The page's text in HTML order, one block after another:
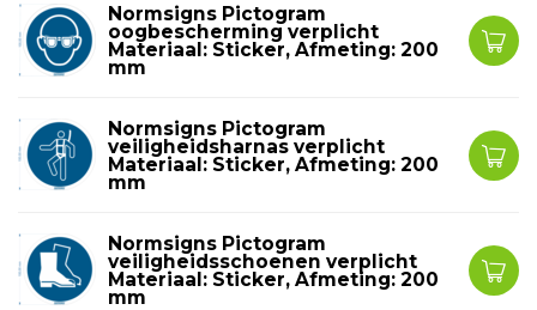
Normsigns Pictogram
oogbescherming verplicht
Materiaal: Sticker, Afmeting: 200
mm
Normsigns Pictogram
veiligheidsharnas verplicht
Materiaal: Sticker, Afmeting: 200
mm
Normsigns Pictogram
veiligheidsschoenen verplicht
Materiaal: Sticker, Afmeting: 200
mm